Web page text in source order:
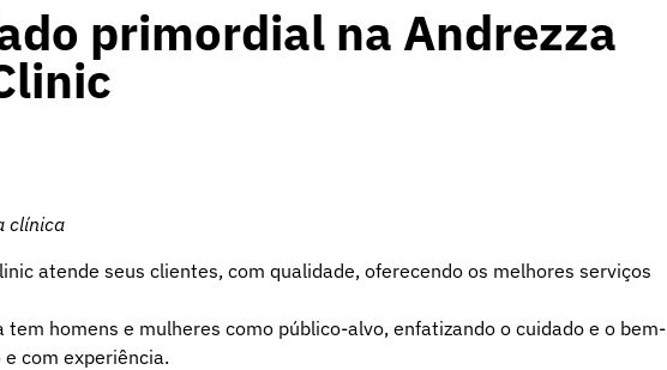
primordial na Andrezza
clínica
atende seus clientes, com qualidade, oferecendo os melhores serviços
tem homens e mulheres como público-alvo, enfatizando o cuidado e o bem-
com experiência.